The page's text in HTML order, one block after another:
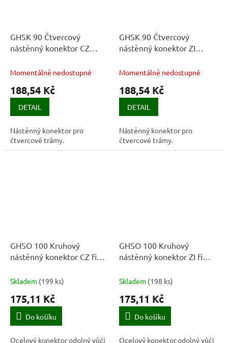
GHSK 90 Čtvercový
nástěnný konektor CZ
Momentálně nedostupné
188,54 Kč
DETAIL
Nástěnný konektor pro
čtvercové trámy.
GHSK 90 Čtvercový
nástěnný konektor ZI
Momentálně nedostupné
188,54 Kč
DETAIL
Nástěnný konektor pro
čtvercové trámy.
GHSO 100 Kruhový
nástěnný konektor CZ fi
Skladem (199 ks)
175,11 Kč
Do košíku
Ocelový konektor odolný vůči
GHSO 100 Kruhový
nástěnný konektor ZI fi
Skladem (198 ks)
175,11 Kč
Do košíku
Ocelový konektor odolný vůči